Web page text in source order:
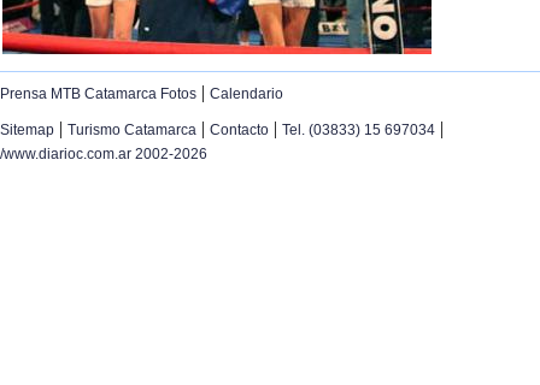
Prensa MTB Catamarca Fotos | Calendario
Sitemap | Turismo Catamarca | Contacto | Tel. (03833) 15 697034 |
/www.diarioc.com.ar 2002-2026